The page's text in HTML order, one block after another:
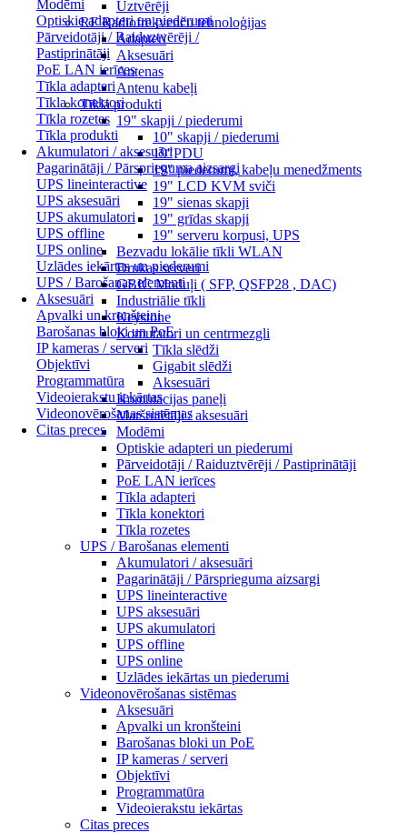
Modēmi
Optiskie adapteri un piederumi
Pārveidotāji / Raiduztvērēji /
Pastiprinātāji
PoE LAN ierīces
Tīkla adapteri
Tīkla konektori
Tīkla rozetes
Tīkla produkti
Akumulatori / aksesuāri
Pagarinātāji / Pārsprieguma aizsargi
UPS lineinteractive
UPS aksesuāri
UPS akumulatori
UPS offline
UPS online
Uzlādes iekārtas un piederumi
UPS / Barošanas elementi
Aksesuāri
Apvalki un kronšteini
Barošanas bloki un PoE
IP kameras / serveri
Objektīvi
Programmatūra
Videoierakstu iekārtas
Videonovērošanas sistēmas
Citas preces
Uztvērēji
RF Radiofrekvenču tehnoloģijas
Adapteri
Aksesuāri
Antenas
Antenu kabeļi
Tīkla produkti
19" skapji / piederumi
10" skapji / piederumi
19"PDU
19" piederumi, kabeļu menedžments
19" LCD KVM sviči
19" sienas skapji
19" grīdas skapji
19" serveru korpusi, UPS
Bezvadu lokālie tīkli WLAN
Drukas serveri
GBIC Moduļi ( SFP, QSFP28 , DAC)
Industriālie tīkli
Keystone
Komutatori un centrmezgli
Tīkla slēdži
Gigabit slēdži
Aksesuāri
Komutācijas paneļi
Maršrutētāji / aksesuāri
Modēmi
Optiskie adapteri un piederumi
Pārveidotāji / Raiduztvērēji / Pastiprinātāji
PoE LAN ierīces
Tīkla adapteri
Tīkla konektori
Tīkla rozetes
UPS / Barošanas elementi
Akumulatori / aksesuāri
Pagarinātāji / Pārsprieguma aizsargi
UPS lineinteractive
UPS aksesuāri
UPS akumulatori
UPS offline
UPS online
Uzlādes iekārtas un piederumi
Videonovērošanas sistēmas
Aksesuāri
Apvalki un kronšteini
Barošanas bloki un PoE
IP kameras / serveri
Objektīvi
Programmatūra
Videoierakstu iekārtas
Citas preces